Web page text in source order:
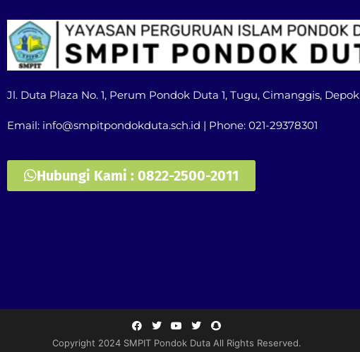
Jl. Duta Plaza No. 1, Perum Pondok Duta 1, Tugu, Cimanggis, Depok
Email: info@smpitpondokduta.sch.id | Phone: 021-29378301
Hubungi Kami : 0822-2500-2011
Copyright 2024 SMPIT Pondok Duta All Rights Reserved.